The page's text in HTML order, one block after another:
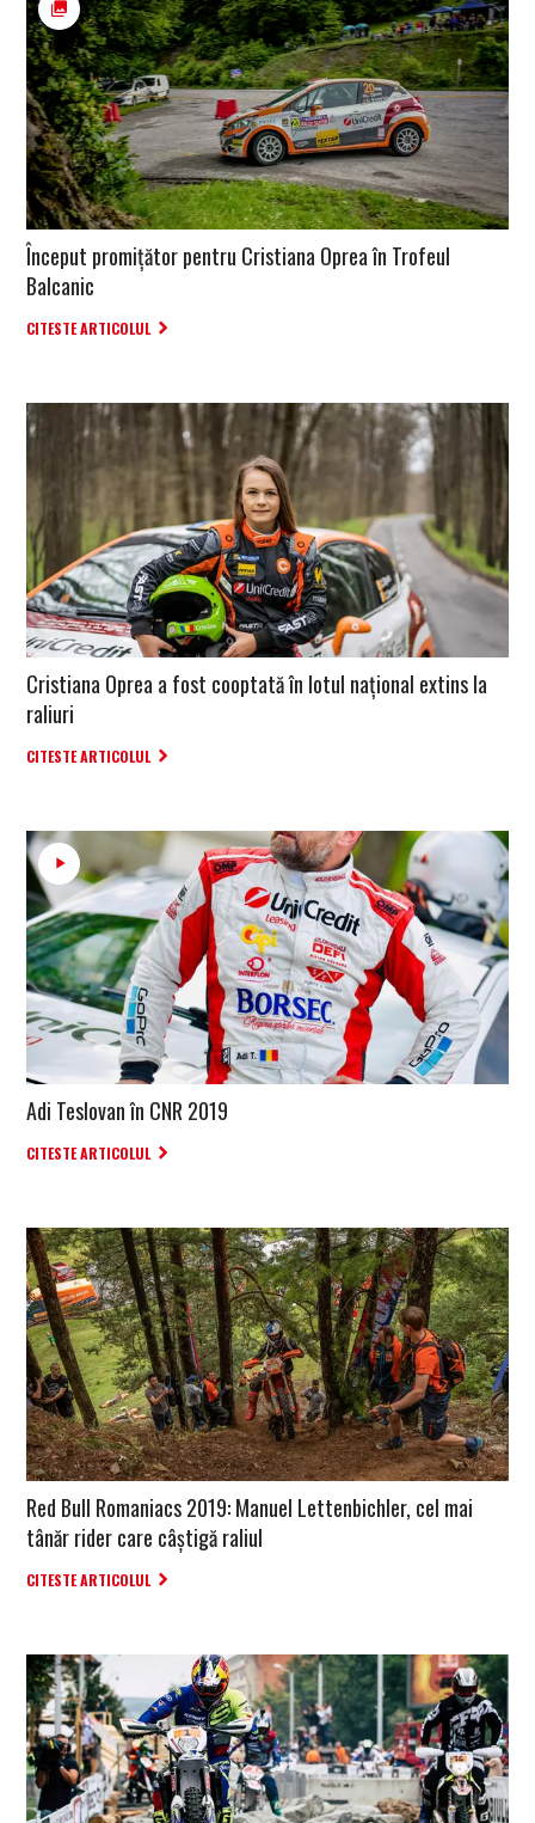
Început promițător pentru Cristiana Oprea în Trofeul
Balcanic
CITESTE ARTICOLUL
Cristiana Oprea a fost cooptată în lotul național extins la
raliuri
CITESTE ARTICOLUL
Adi Teslovan în CNR 2019
CITESTE ARTICOLUL
Red Bull Romaniacs 2019: Manuel Lettenbichler, cel mai
tânăr rider care câștigă raliul
CITESTE ARTICOLUL